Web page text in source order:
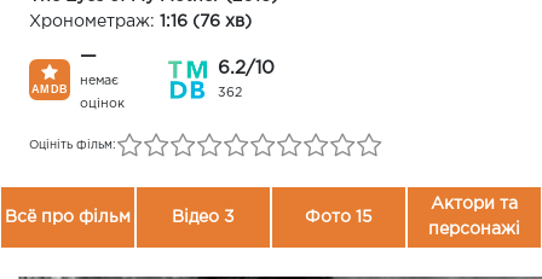
Хронометраж: 1:16 (76 хв)
—
немає
оцінок
6.2/10
362
Оцініть фільм:
Всё про фільм Відео 3 Фото 15
Актори та
персонажі